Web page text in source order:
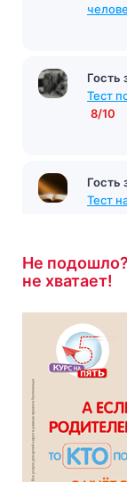
Гость
Тест
8/10
Гость
Тест
Не
не хватает!